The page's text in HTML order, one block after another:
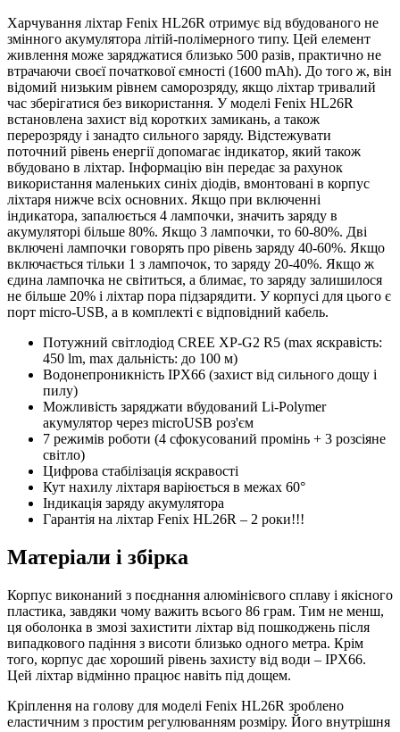
Харчування ліхтар Fenix HL26R отримує від вбудованого не
змінного акумулятора літій-полімерного типу. Цей елемент
живлення може заряджатися близько 500 разів, практично не
втрачаючи своєї початкової ємності (1600 mAh). До того ж, він
відомий низьким рівнем саморозряду, якщо ліхтар тривалий
час зберігатися без використання. У моделі Fenix HL26R
встановлена захист від коротких замикань, а також
перерозряду і занадто сильного заряду. Відстежувати
поточний рівень енергії допомагає індикатор, який також
вбудовано в ліхтар. Інформацію він передає за рахунок
використання маленьких синіх діодів, вмонтовані в корпус
ліхтаря нижче всіх основних. Якщо при включенні
індикатора, запалюється 4 лампочки, значить заряду в
акумуляторі більше 80%. Якщо 3 лампочки, то 60-80%. Дві
включені лампочки говорять про рівень заряду 40-60%. Якщо
включається тільки 1 з лампочок, то заряду 20-40%. Якщо ж
єдина лампочка не світиться, а блимає, то заряду залишилося
не більше 20% і ліхтар пора підзарядити. У корпусі для цього є
порт micro-USB, а в комплекті є відповідний кабель.
Потужний світлодіод CREE XP-G2 R5 (max яскравість:
450 lm, max дальність: до 100 м)
Водонепроникність IPX66 (захист від сильного дощу і
пилу)
Можливість заряджати вбудований Li-Polymer
акумулятор через microUSB роз'єм
7 режимів роботи (4 сфокусований промінь + 3 розсіяне
світло)
Цифрова стабілізація яскравості
Кут нахилу ліхтаря варіюється в межах 60°
Індикація заряду акумулятора
Гарантія на ліхтар Fenix HL26R – 2 роки!!!
Матеріали і збірка
Корпус виконаний з поєднання алюмінієвого сплаву і якісного
пластика, завдяки чому важить всього 86 грам. Тим не менш,
ця оболонка в змозі захистити ліхтар від пошкоджень після
випадкового падіння з висоти близько одного метра. Крім
того, корпус дає хороший рівень захисту від води – IPX66.
Цей ліхтар відмінно працює навіть під дощем.
Кріплення на голову для моделі Fenix HL26R зроблено
еластичним з простим регулюванням розміру. Його внутрішня